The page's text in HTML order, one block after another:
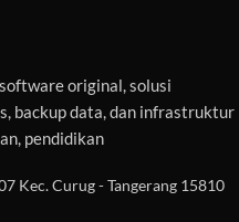
original, solusi
backup data, dan infrastruktur
pendidikan
Kec. Curug - Tangerang 15810